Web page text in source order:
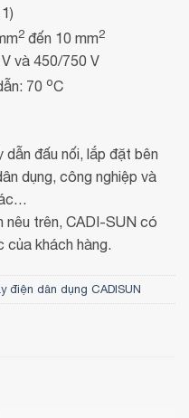
2 đến 10 mm2
và 450/750 V
70 oC
đấu nối, lắp đặt bên
dụng, công nghiệp và
nêu trên, CADI-SUN có
của khách hàng.
điện dân dụng CADISUN